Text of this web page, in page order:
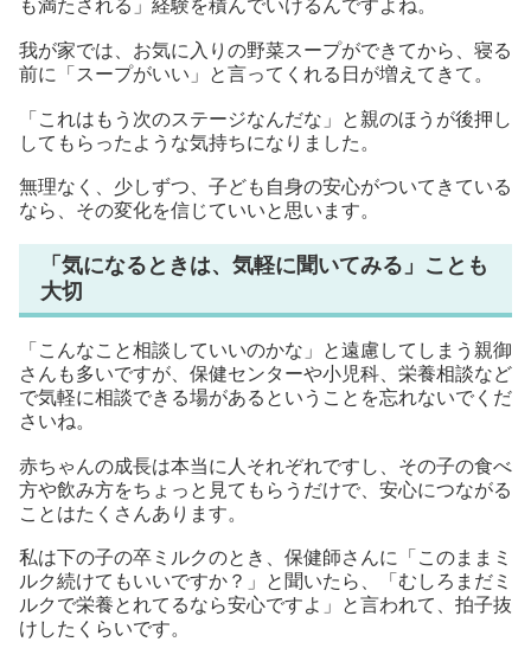
も満たされる」経験を積んでいけるんですよね。
我が家では、お気に入りの野菜スープができてから、寝る
前に「スープがいい」と言ってくれる日が増えてきて。
「これはもう次のステージなんだな」と親のほうが後押し
してもらったような気持ちになりました。
無理なく、少しずつ、子ども自身の安心がついてきている
なら、その変化を信じていいと思います。
「気になるときは、気軽に聞いてみる」ことも
大切
「こんなこと相談していいのかな」と遠慮してしまう親御
さんも多いですが、保健センターや小児科、栄養相談など
で気軽に相談できる場があるということを忘れないでくだ
さいね。
赤ちゃんの成長は本当に人それぞれですし、その子の食べ
方や飲み方をちょっと見てもらうだけで、安心につながる
ことはたくさんあります。
私は下の子の卒ミルクのとき、保健師さんに「このままミ
ルク続けてもいいですか？」と聞いたら、「むしろまだミ
ルクで栄養とれてるなら安心ですよ」と言われて、拍子抜
けしたくらいです。